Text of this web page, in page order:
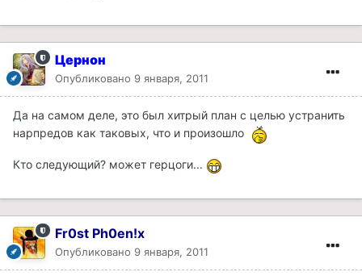
Цернон
Опубликовано 9 января, 2011
Да на самом деле, это был хитрый план с целью устранить
нарпредов как таковых, что и произошло
Кто следующий? может герцоги...
Fr0st Ph0en!x
Опубликовано 9 января, 2011